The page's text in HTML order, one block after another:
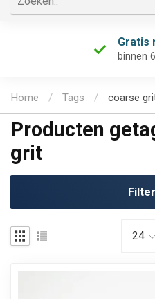
Gratis
binnen
Home / Tags / coarse
Producten
grit